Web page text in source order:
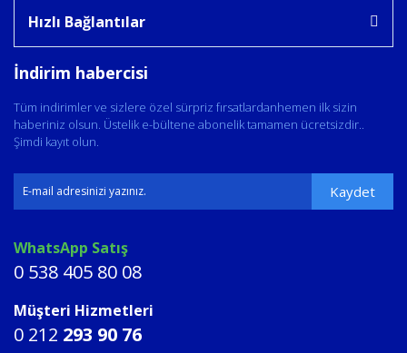
Hızlı Bağlantılar
İndirim habercisi
Tüm indirimler ve sizlere özel sürpriz fırsatlardanhemen ilk sizin
haberiniz olsun. Üstelik e-bültene abonelik tamamen ücretsizdir..
Şimdi kayıt olun.
Kaydet
WhatsApp Satış
0 538 405 80 08
Müşteri Hizmetleri
0 212 293 90 76